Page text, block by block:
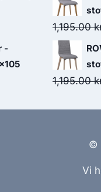
-
1,195.00
1,195.00
©
Vi